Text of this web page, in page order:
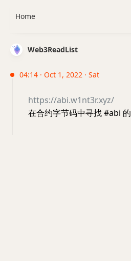
Web3ReadList
04:14 · Oct 1, 2022 · Sat
https://abi.w1nt3r.xyz/
在合约字节码中寻找 #abi
Home